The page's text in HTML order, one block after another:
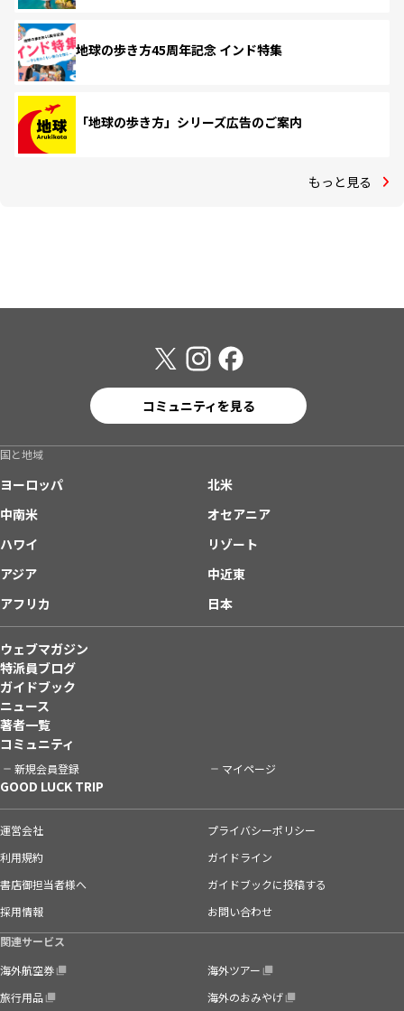
地球の歩き方45周年記念 インド特集
「地球の歩き方」シリーズ広告のご案内
もっと見る
コミュニティを見る
国と地域
ヨーロッパ
北米
中南米
オセアニア
ハワイ
リゾート
アジア
中近東
アフリカ
日本
ウェブマガジン
特派員ブログ
ガイドブック
ニュース
著者一覧
コミュニティ
新規会員登録 マイページ
GOOD LUCK TRIP
運営会社
プライバシーポリシー
利用規約
ガイドライン
書店御担当者様へ
ガイドブックに投稿する
採用情報
お問い合わせ
関連サービス
海外航空券
海外ツアー
旅行用品
海外のおみやげ